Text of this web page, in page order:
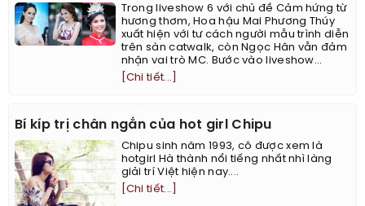
Trong liveshow 6 với chủ đề Cảm hứng từ
hương thơm, Hoa hậu Mai Phương Thúy
xuất hiện với tư cách người mẫu trình diễn
trên sàn catwalk, còn Ngọc Hân vẫn đảm
nhận vai trò MC. Bước vào liveshow...
[Chi tiết...]
Bí kíp trị chân ngắn của hot girl Chipu
Chipu sinh năm 1993, cô được xem là
hotgirl Hà thành nổi tiếng nhất nhì làng
giải trí Việt hiện nay....
[Chi tiết...]